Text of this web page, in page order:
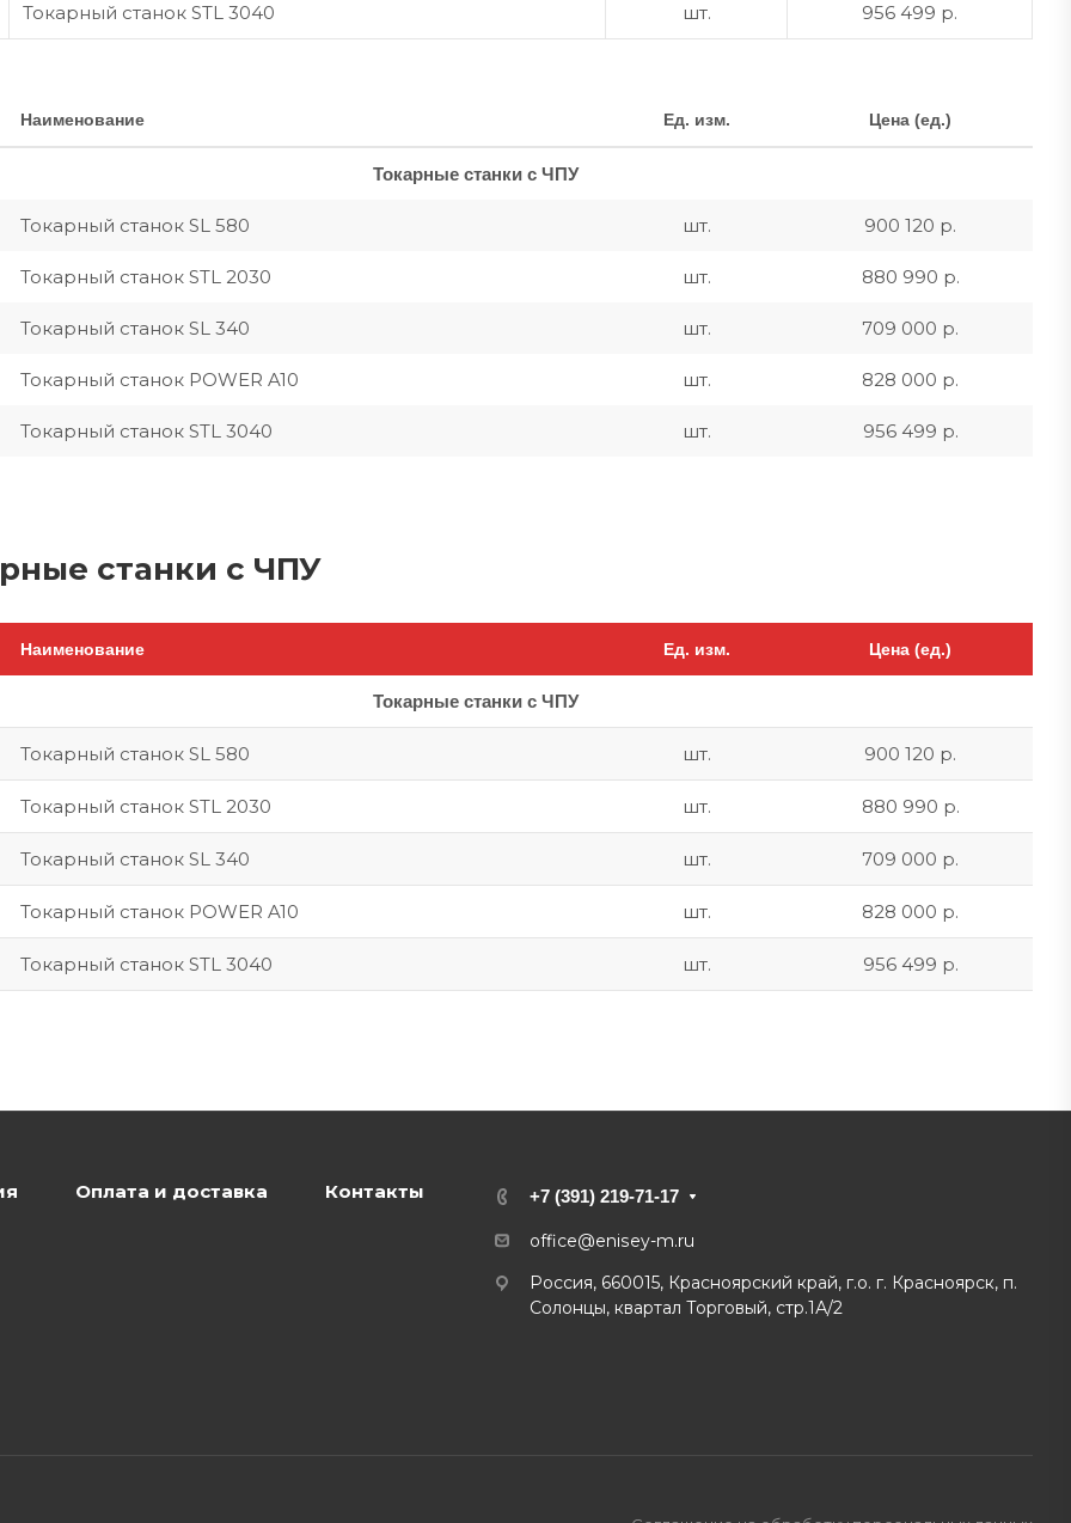
Токарный станок STL 3040 шт. 956 499 р.
Наименование Ед. изм. Цена (ед.)
Токарные станки с ЧПУ
Токарный станок SL 580 шт. 900 120 р.
Токарный станок STL 2030 шт. 880 990 р.
Токарный станок SL 340 шт. 709 000 р.
Токарный станок POWER A10 шт. 828 000 р.
Токарный станок STL 3040 шт. 956 499 р.
станки с ЧПУ
Наименование Ед. изм. Цена (ед.)
Токарные станки с ЧПУ
Токарный станок SL 580 шт. 900 120 р.
Токарный станок STL 2030 шт. 880 990 р.
Токарный станок SL 340 шт. 709 000 р.
Токарный станок POWER A10 шт. 828 000 р.
Токарный станок STL 3040 шт. 956 499 р.
Оплата и доставка Контакты +7 (391) 219-71-17
office@enisey-m.ru
Россия, 660015, Красноярский край, г.о. г. Красноярск, п.
Солонцы, квартал Торговый, стр.1А/2